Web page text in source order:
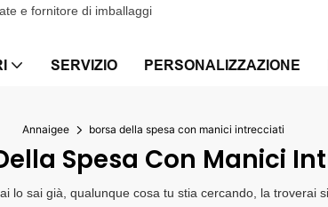
e fornitore di imballaggi
SERVIZIO PERSONALIZZAZIONE
Annaigee borsa della spesa con manici intrecciati
Spesa Con Manici
lo sai già, qualunque cosa tu stia cercando, la troverai